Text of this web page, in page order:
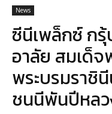
News
ซีนีเพล็กซ์ ก
อาลัย สมเด็จ
พระบรมราชิ
ชนนีพันปีหล